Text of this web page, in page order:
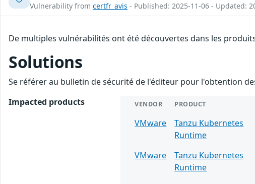
Vulnerability from certfr_avis - Published: 2025-11-06 - Updated:
De multiples vulnérabilités ont été découvertes dans les
Solutions
Se référer au bulletin de sécurité de l'éditeur pour l'obtention
Impacted products
VENDOR PRODUCT
VMware
Tanzu Kubernetes
Runtime
VMware
Tanzu Kubernetes
Runtime